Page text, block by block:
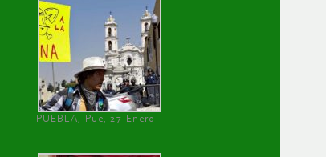
PUEBLA, Pue, 27 Enero